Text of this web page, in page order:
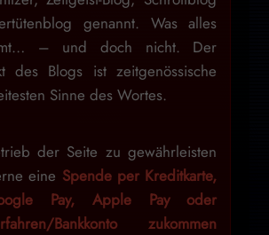
genannt. Was alles
– und doch nicht. Der
des Blogs ist zeitgenössische
Sinne des Wortes.
der Seite zu gewährleisten
eine Spende per Kreditkarte,
Pay, Apple Pay oder
Bankkonto zukommen